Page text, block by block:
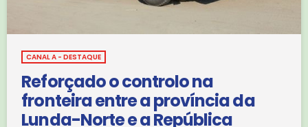
CANAL A - DESTAQUE
Reforçado o controlo na
fronteira entre a província da
Lunda-Norte e a República